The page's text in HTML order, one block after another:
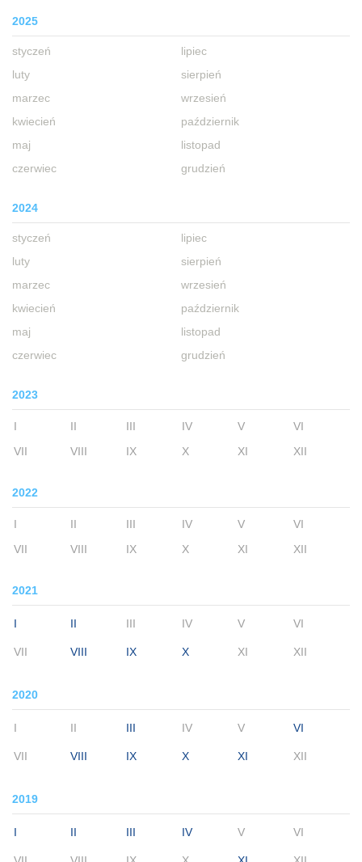
2025
styczeń
luty
marzec
kwiecień
maj
czerwiec
lipiec
sierpień
wrzesień
październik
listopad
grudzień
2024
styczeń
luty
marzec
kwiecień
maj
czerwiec
lipiec
sierpień
wrzesień
październik
listopad
grudzień
2023
I II III IV V
VI
VII
VIII IX X XI XII
2022
I II III IV V
VI
VII
VIII IX X XI XII
2021
I II III IV V VI
VII VIII IX X XI XII
2020
I II III IV V VI
VII VIII IX X XI XII
2019
I II III IV V VI